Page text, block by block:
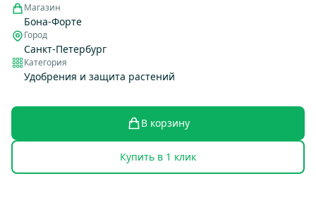
Магазин
Бона-Форте
Город
Санкт-Петербург
Категория
Удобрения и защита растений
В корзину
Купить в 1 клик